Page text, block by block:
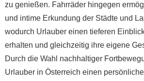
zu genießen. Fahrräder hingegen
und intime Erkundung der Städte und
wodurch Urlauber einen tieferen
erhalten und gleichzeitig ihre eigene
Durch die Wahl nachhaltiger
Urlauber in Österreich einen